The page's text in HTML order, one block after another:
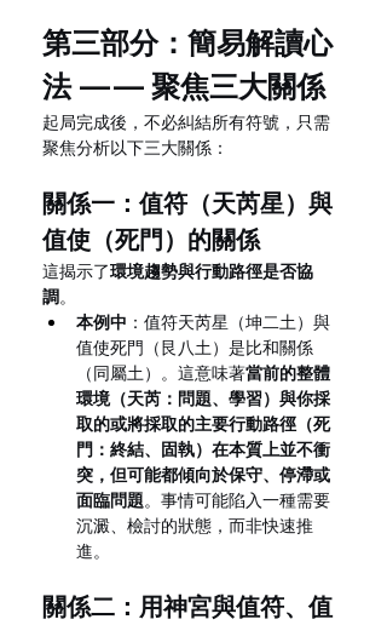
第三部分：簡易解讀心
法 —— 聚焦三大關係
起局完成後，不必糾結所有符號，只需
聚焦分析以下三大關係：
關係一：值符（天芮星）與
值使（死門）的關係
這揭示了環境趨勢與行動路徑是否協
調。
本例中 ：值符天芮星（坤二土）與
值使死門（艮八土）是比和關係
（同屬土）。這意味著當前的整體
環境（天芮：問題、學習）與你採
取的或將採取的主要行動路徑（死
門：終結、固執）在本質上並不衝
突，但可能都傾向於保守、停滯或
面臨問題。事情可能陷入一種需要
沉澱、檢討的狀態，而非快速推
進。
關係二：用神宮與值符、值